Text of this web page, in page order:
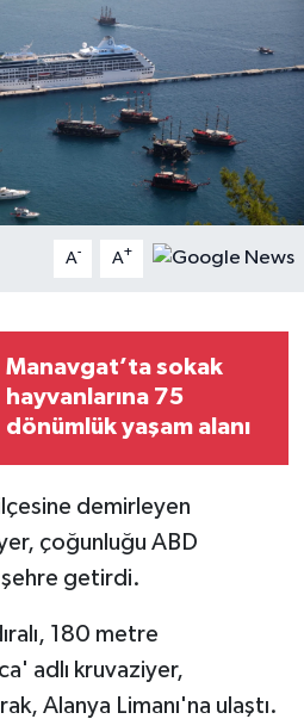
A- A+
Manavgat’ta sokak
hayvanlarına 75
dönümlük yaşam alanı
demirleyen
çoğunluğu ABD
getirdi.
180 metre
adlı kruvaziyer,
Alanya Limanı'na ulaştı.